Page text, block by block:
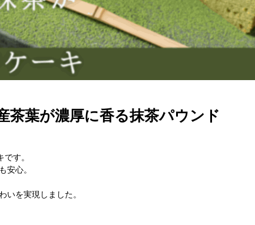
茶葉が濃厚に香る抹茶パウンド
す。
安心。
いを実現しました。